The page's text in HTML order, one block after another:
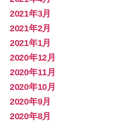
2021年3月
2021年2月
2021年1月
2020年12月
2020年11月
2020年10月
2020年9月
2020年8月